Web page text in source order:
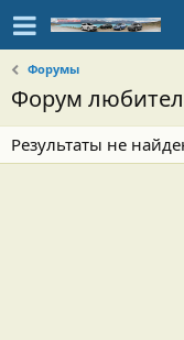
Форумы
Форум
Результаты не